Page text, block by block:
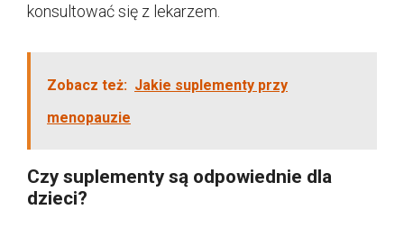
konsultować się z lekarzem.
Zobacz też: Jakie suplementy przy
menopauzie
Czy suplementy są odpowiednie dla
dzieci?